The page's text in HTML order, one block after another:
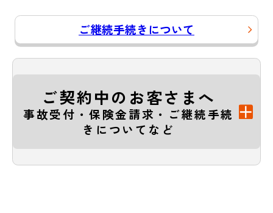
ご継続手続きについて
ご契約中のお客さまへ
事故受付・保険金請求・ご継続手続
きについてなど